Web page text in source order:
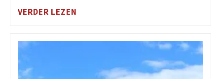
VERDER LEZEN